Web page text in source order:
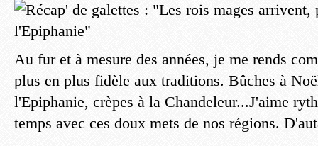
Au fur et à mesure des années, je me rends
plus en plus fidèle aux traditions. Bûches à
l'Epiphanie, crèpes à la Chandeleur...J'aime
temps avec ces doux mets de nos régions.